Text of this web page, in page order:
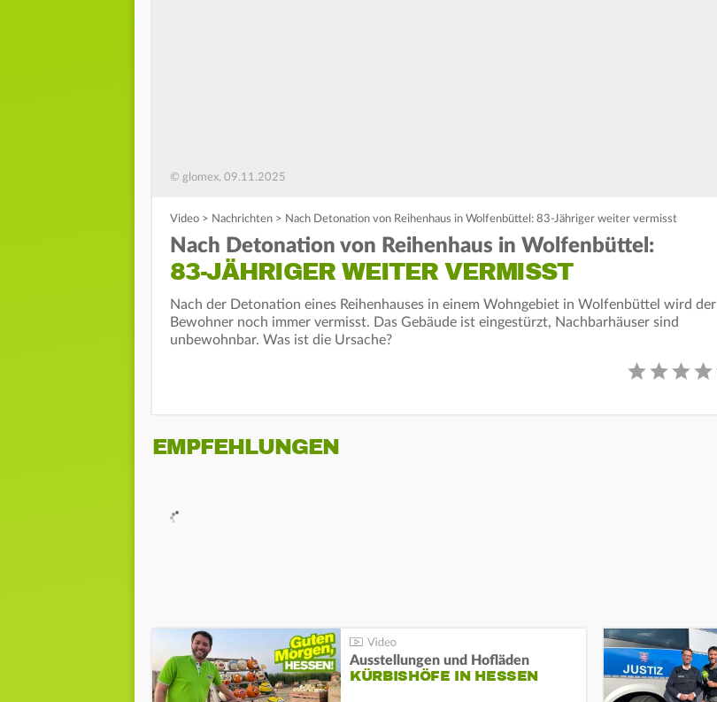
© glomex, 09.11.2025
Video > Nachrichten > Nach Detonation von Reihenhaus in Wolfenbüttel: 83-Jähriger weiter vermisst
Nach Detonation von Reihenhaus in Wolfenbüttel:
83-JÄHRIGER WEITER VERMISST
Nach der Detonation eines Reihenhauses in einem Wohngebiet in Wolfenbüttel wird der
Bewohner noch immer vermisst. Das Gebäude ist eingestürzt, Nachbarhäuser sind
unbewohnbar. Was ist die Ursache?
EMPFEHLUNGEN
Ausstellungen und Hofläden
KÜRBISHÖFE IN HESSEN